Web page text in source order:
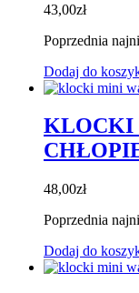
43,00zł
Poprzednia
Dodaj do
KLOCKI
48,00zł
Poprzednia
Dodaj do